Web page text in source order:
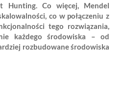
Hunting. Co więcej, Mendel
co w połączeniu z
tego rozwiązania,
każdego środowiska – od
rozbudowane środowiska